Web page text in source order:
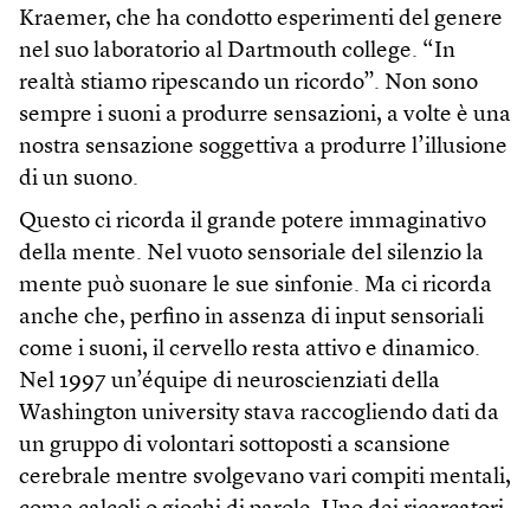
Kraemer, che ha condotto esperimenti del genere
nel suo laboratorio al Dartmouth college. “In
realtà stiamo ripescando un ricordo”. Non sono
sempre i suoni a produrre sensazioni, a volte è una
nostra sensazione soggettiva a produrre l’illusione
di un suono.
Questo ci ricorda il grande potere immaginativo
della mente. Nel vuoto sensoriale del silenzio la
mente può suonare le sue sinfonie. Ma ci ricorda
anche che, perfino in assenza di input sensoriali
come i suoni, il cervello resta attivo e dinamico.
Nel 1997 un’équipe di neuroscienziati della
Washington university stava raccogliendo dati da
un gruppo di volontari sottoposti a scansione
cerebrale mentre svolgevano vari compiti mentali,